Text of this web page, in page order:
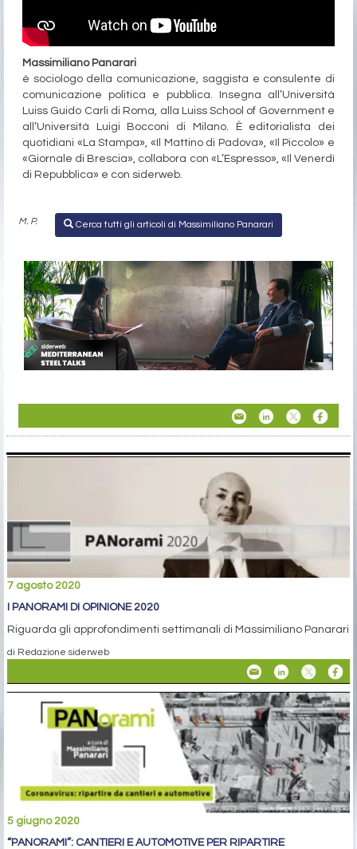
Massimiliano Panarari
è sociologo della comunicazione, saggista e consulente di
comunicazione politica e pubblica. Insegna all’Università
Luiss Guido Carli di Roma, alla Luiss School of Government e
all’Università Luigi Bocconi di Milano. È editorialista dei
quotidiani «La Stampa», «Il Mattino di Padova», «Il Piccolo» e
«Giornale di Brescia», collabora con «L’Espresso», «Il Venerdì
di Repubblica» e con siderweb.
M. P. Cerca tutti gli articoli di Massimiliano Panarari
7 agosto 2020
I PANORAMI DI OPINIONE 2020
Riguarda gli approfondimenti settimanali di Massimiliano Panarari
di Redazione siderweb
5 giugno 2020
“PANORAMI”: CANTIERI E AUTOMOTIVE PER RIPARTIRE